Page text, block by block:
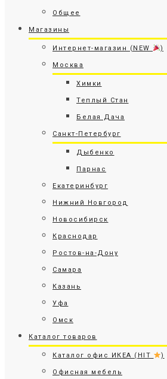
Общее
Магазины
Интернет-магазин (NEW )
Москва
Химки
Теплый Стан
Белая Дача
Санкт-Петербург
Дыбенко
Парнас
Екатеринбург
Нижний Новгород
Новосибирск
Краснодар
Ростов-на-Дону
Самара
Казань
Уфа
Омск
Каталог товаров
Каталог офис ИКЕА (HIT )
Офисная мебель